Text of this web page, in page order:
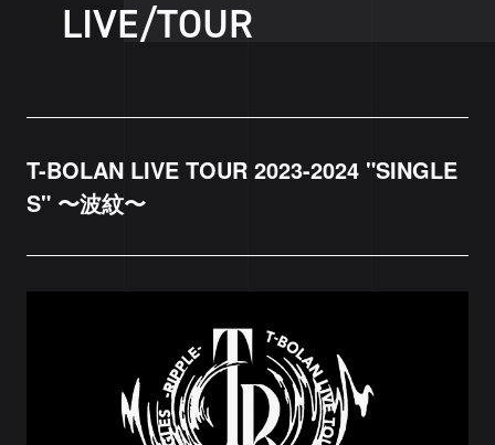
LIVE/TOUR
T-BOLAN LIVE TOUR 2023-2024 "SINGLE
S" 〜波紋〜